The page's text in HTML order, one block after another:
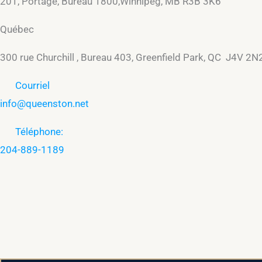
Québec
300 rue Churchill , Bureau 403, Greenfield Park, QC J4V
Courriel
info@queenston.net
Téléphone:
204-889-1189